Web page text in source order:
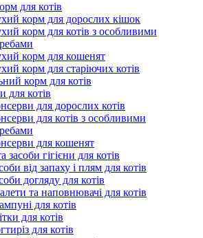
для котів
корм для дорослих кішок
корм для котів з особливими
корм для кошенят
корм для старіючих котів
корм для котів
для котів
для дорослих котів
для котів з особливими
для кошенят
засоби гігієни для котів
від запаху і плям для котів
догляду для котів
та наповнювачі для котів
для котів
для котів
для котів